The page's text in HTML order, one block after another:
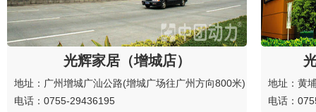
光辉家居（增城店）
地址：广州增城广汕公路(增城广场往广州方向800米)
电话：0755-29436195
地址：黄
电话：